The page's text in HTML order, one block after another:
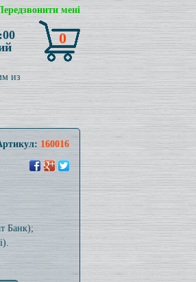
мені
0
из
160016
Банк);